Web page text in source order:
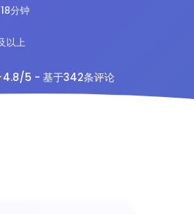
分钟
以上
4.8/5 - 基于342条评论